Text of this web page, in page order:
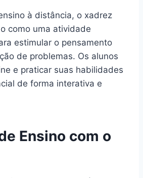
à distância, o xadrez
como uma atividade
estimular o pensamento
de problemas. Os alunos
e praticar suas habilidades
de forma interativa e
Ensino com o